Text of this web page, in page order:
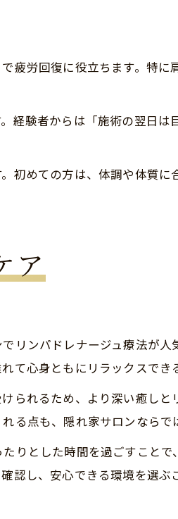
疲労回復に役立ちます。特に
経験者からは「施術の翌日は
初めての方は、体調や体質
ア
リンパドレナージュ療法が人
心身ともにリラックスでき
れるため、より深い癒しと
る点も、隠れ家サロンならで
りとした時間を過ごすことで
認し、安心できる環境を選ぶ